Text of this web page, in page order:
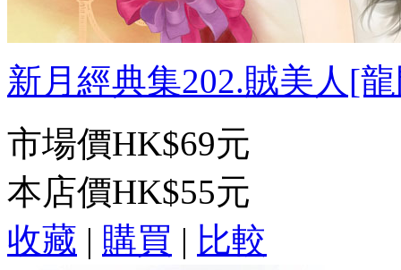
新月經典集202.賊美人[
市場價HK$69元
本店價HK$55元
收藏 | 購買 | 比較